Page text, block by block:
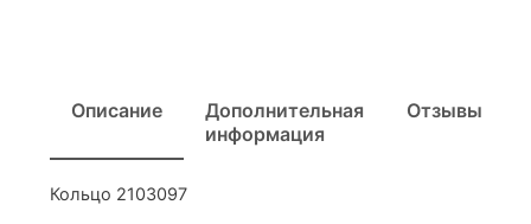
Описание
Дополнительная
информация
Отзывы
Кольцо 2103097